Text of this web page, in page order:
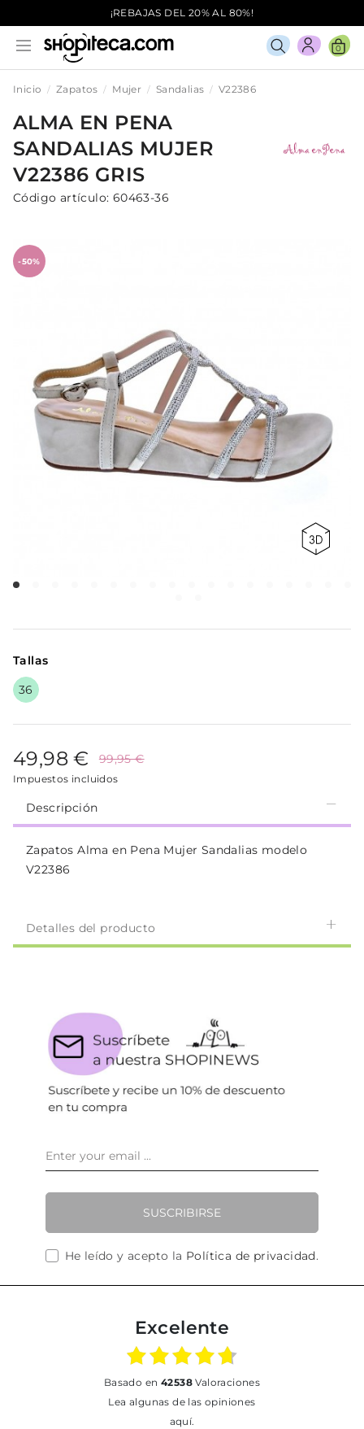
¡REBAJAS DEL 20% AL 80%!
0
Inicio Zapatos Mujer Sandalias V22386
ALMA EN PENA
SANDALIAS MUJER
V22386 GRIS
Código artículo: 60463-36
-50%
Tallas
36
49,98 € 99,95 €
Impuestos incluidos
Descripción
Zapatos Alma en Pena Mujer Sandalias modelo
V22386
Detalles del producto
SUSCRIBIRSE
He leído y acepto la Política de privacidad.
Excelente
basado en 42538Valoraciones
Lea algunas de las opiniones
aquí.